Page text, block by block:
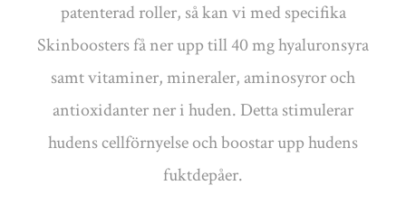
patenterad roller, så kan vi med specifika
Skinboosters få ner upp till 40 mg hyaluronsyra
samt vitaminer, mineraler, aminosyror och
antioxidanter ner i huden. Detta stimulerar
hudens cellförnyelse och boostar upp hudens
fuktdepåer.